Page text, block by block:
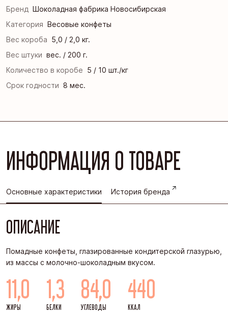
Бренд Шоколадная фабрика Новосибирская
Категория Весовые конфеты
Вес короба 5,0 / 2,0 кг.
Вес штуки вес. / 200 г.
Количество в коробе 5 / 10 шт./кг
Срок годности 8 мес.
ИНФОРМАЦИЯ О ТОВАРЕ
Основные характеристики История бренда
ОПИСАНИЕ
Помадные конфеты, глазированные кондитерской глазурью,
из массы с молочно-шоколадным вкусом.
11,0
ЖИРЫ
1,3
БЕЛКИ
84,0
УГЛЕВОДЫ
440
ККАЛ